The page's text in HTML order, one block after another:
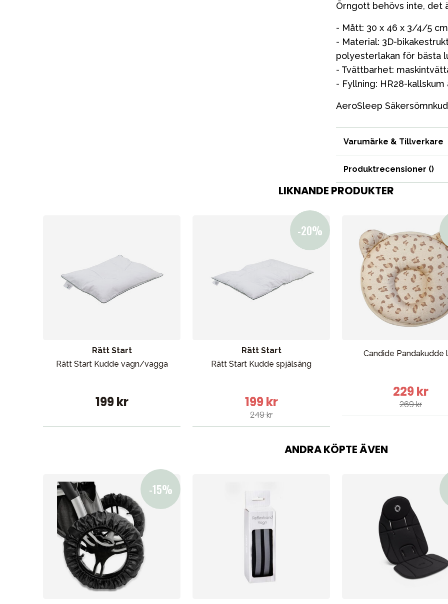
Örngott behövs inte, det
- Mått: 30 x 46 x 3/4/5 cm
- Material: 3D-
polyesterlakan för bästa
- Tvättbarhet:
- Fyllning: HR28-
AeroSleep
Varumärke & Tillverkare
Produktrecensioner ()
LIKNANDE PRODUKTER
Rätt Start
Rätt Start Kudde vagn/vagga
199 kr
Rätt Start
Rätt Start Kudde spjälsäng
199 kr
249 kr
Candide Pandakudde
229 kr
269 kr
ANDRA KÖPTE ÄVEN
VÅRT SORTIMENT
Förälder
Möbler & bädd
Tillbehör
Reservdelar
Sol och bad Outlet Guider Kontakta oss Uthyrning